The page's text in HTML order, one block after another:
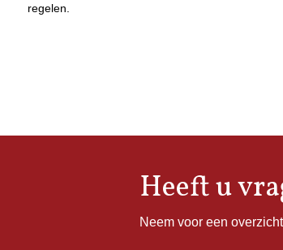
regelen.
Heeft u
Neem voor een